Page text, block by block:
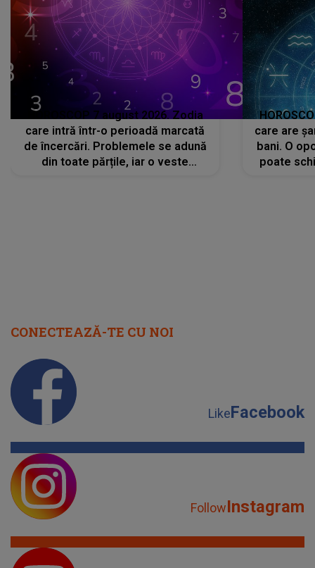
de încercări. Problemele se adună
din toate părțile, iar o veste
neașteptată îi dă planurile peste
cap
bani. O
poate
la